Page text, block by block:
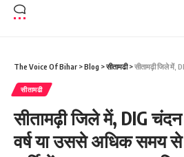
The Voice Of Bihar >Blog >सीतामढी>सीतामढ़ी जिले में, DIG चंदन कुशवाहा ने
सीतामढी
सीतामढ़ी जिले में, DIG
वर्ष या उससे अधिक समय से